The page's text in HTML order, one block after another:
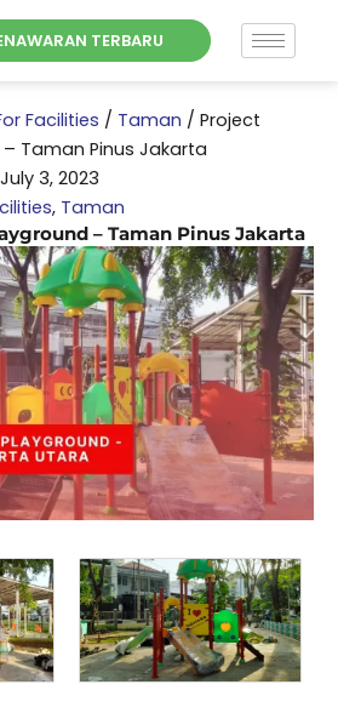
TERBARU
Facilities / Taman / Project
Taman Pinus Jakarta
July 3, 2023
, Taman
– Taman Pinus Jakarta